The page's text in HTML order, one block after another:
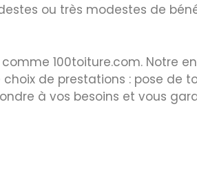
ou très modestes de
100toiture.com. Notre
de prestations : pose de
à vos besoins et vous